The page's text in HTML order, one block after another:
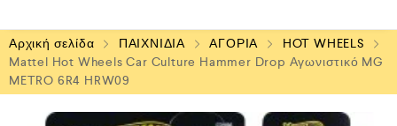
Αρχική σελίδα ΠΑΙΧΝΙΔΙΑ ΑΓΟΡΙΑ
HOT WHEELS
Mattel Hot Wheels Car Culture Hammer Drop Αγωνιστικό MG
METRO 6R4 HRW09